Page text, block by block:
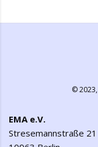
© 2023,
EMA e.V.
Stresemannstraße 21